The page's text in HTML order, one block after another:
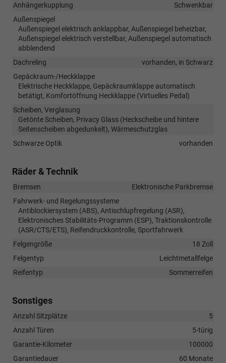
Anhängerkupplung
Schwenkbar
Außenspiegel
Außenspiegel elektrisch anklappbar, Außenspiegel beheizbar,
Außenspiegel elektrisch verstellbar, Außenspiegel automatisch
abblendend
Dachreling
vorhanden, in Schwarz
Gepäckraum-/Heckklappe
Elektrische Heckklappe, Gepäckraumklappe automatisch
betätigt, Komfortöffnung Heckklappe (Virtuelles Pedal)
Scheiben, Verglasung
Getönte Scheiben, Privacy Glass (Heckscheibe und hintere
Seitenscheiben abgedunkelt), Wärmeschutzglas
Schwarze Optik
vorhanden
Räder & Technik
Bremsen
Elektronische Parkbremse
Fahrwerk- und Regelungssysteme
Antiblockiersystem (ABS), Antischlupfregelung (ASR),
Elektronisches Stabilitäts-Programm (ESP), Traktionskontrolle
(ASR/CTS/ETS), Reifendruckkontrolle, Sportfahrwerk
Felgengröße
18 Zoll
Felgentyp
Leichtmetallfelge
Reifentyp
Sommerreifen
Sonstiges
Anzahl Sitzplätze
5
Anzahl Türen
5-türig
Garantie-Kilometer
100000
Garantiedauer
60 Monate